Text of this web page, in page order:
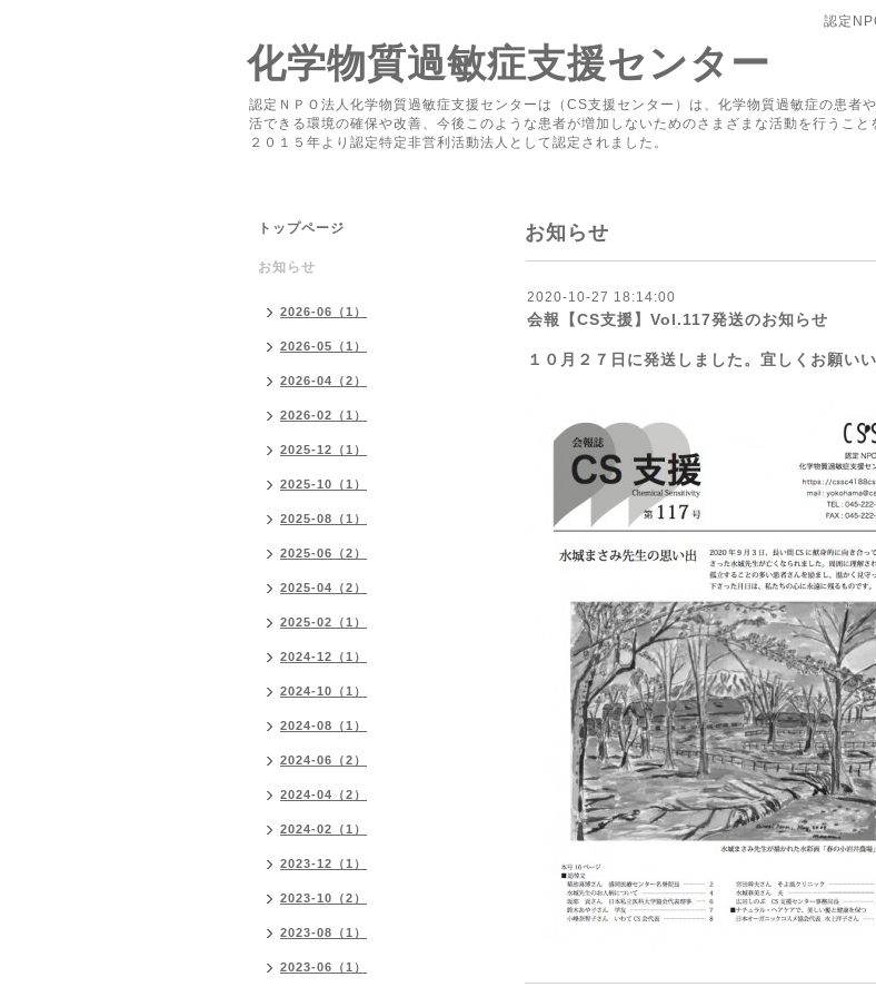
認定
化学物質過敏症支援センター
認定ＮＰＯ法人化学物質過敏症支援センターは（CS支援センター）は、化学物質過敏症の患者
活できる環境の確保や改善、今後このような患者が増加しないためのさまざまな活動を行うこ
２０１５年より認定特定非営利活動法人として認定されました。
お知らせ
2020-10-27 18:14:00
会報【CS支援】Vol.117発送のお知らせ
１０月２７日に発送しました。宜しくお願い
トップページ
お知らせ
2026-06（1）
2026-05（1）
2026-04（2）
2026-02（1）
2025-12（1）
2025-10（1）
2025-08（1）
2025-06（2）
2025-04（2）
2025-02（1）
2024-12（1）
2024-10（1）
2024-08（1）
2024-06（2）
2024-04（2）
2024-02（1）
2023-12（1）
2023-10（2）
2023-08（1）
2023-06（1）